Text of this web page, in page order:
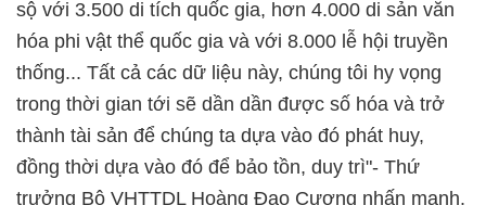
sộ với 3.500 di tích quốc gia, hơn 4.000 di sản văn
hóa phi vật thể quốc gia và với 8.000 lễ hội truyền
thống... Tất cả các dữ liệu này, chúng tôi hy vọng
trong thời gian tới sẽ dần dần được số hóa và trở
thành tài sản để chúng ta dựa vào đó phát huy,
đồng thời dựa vào đó để bảo tồn, duy trì"- Thứ
trưởng Bộ VHTTDL Hoàng Đạo Cương nhấn mạnh.